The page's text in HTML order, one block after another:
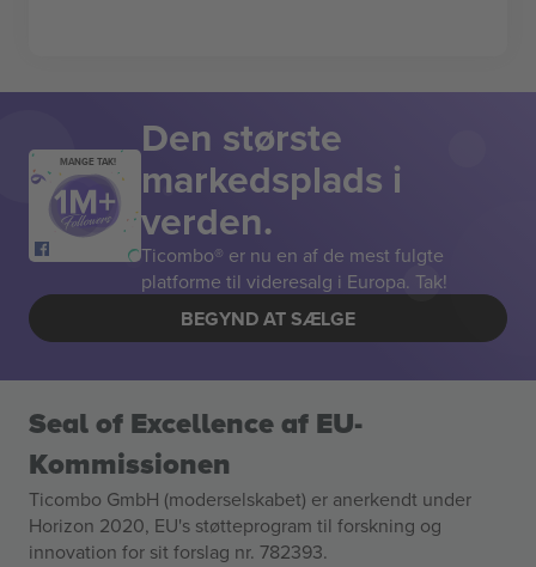
MANGE TAK! Den største
markedsplads i
verden.
Ticombo® er nu en af de mest fulgte
platforme til videresalg i Europa. Tak!
BEGYND AT SÆLGE
Seal of Excellence af EU-
Kommissionen
Ticombo GmbH (moderselskabet) er anerkendt under
Horizon 2020, EU's støtteprogram til forskning og
innovation for sit forslag nr. 782393.